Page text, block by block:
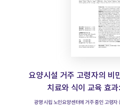
요양시설 거주 고령자의 비
치료와 식이 교육 효
광명 시립 노인요양센터에 거주 중인 고령